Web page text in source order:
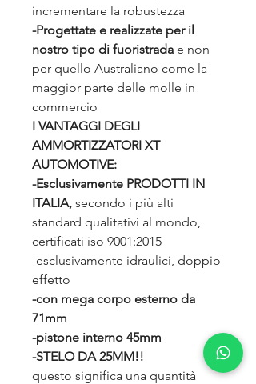
incrementare la robustezza
-Progettate e realizzate per il
nostro tipo di fuoristrada e non
per quello Australiano come la
maggior parte delle molle in
commercio
I VANTAGGI DEGLI
AMMORTIZZATORI XT
AUTOMOTIVE:
-Esclusivamente PRODOTTI IN
ITALIA, secondo i più alti
standard qualitativi al mondo,
certificati iso 9001:2015
-esclusivamente idraulici, doppio
effetto
-con mega corpo esterno da
71mm
-pistone interno 45mm
-STELO DA 25MM!!
questo significa una quantità